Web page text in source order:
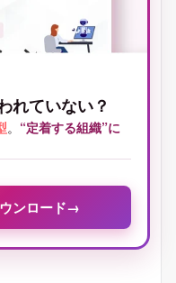
れていない？
。 “定着する組織”に
ンロード→